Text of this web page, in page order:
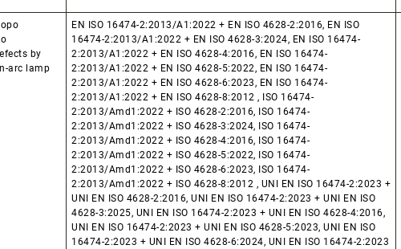
by
arc lamp
EN ISO 16474-2:2013/A1:2022 + EN ISO 4628-2:2016, EN ISO
16474-2:2013/A1:2022 + EN ISO 4628-3:2024, EN ISO 16474-
2:2013/A1:2022 + EN ISO 4628-4:2016, EN ISO 16474-
2:2013/A1:2022 + EN ISO 4628-5:2022, EN ISO 16474-
2:2013/A1:2022 + EN ISO 4628-6:2023, EN ISO 16474-
2:2013/A1:2022 + EN ISO 4628-8:2012 , ISO 16474-
2:2013/Amd1:2022 + ISO 4628-2:2016, ISO 16474-
2:2013/Amd1:2022 + ISO 4628-3:2024, ISO 16474-
2:2013/Amd1:2022 + ISO 4628-4:2016, ISO 16474-
2:2013/Amd1:2022 + ISO 4628-5:2022, ISO 16474-
2:2013/Amd1:2022 + ISO 4628-6:2023, ISO 16474-
2:2013/Amd1:2022 + ISO 4628-8:2012 , UNI EN ISO 16474-2:2023 +
UNI EN ISO 4628-2:2016, UNI EN ISO 16474-2:2023 + UNI EN ISO
4628-3:2025, UNI EN ISO 16474-2:2023 + UNI EN ISO 4628-4:2016,
UNI EN ISO 16474-2:2023 + UNI EN ISO 4628-5:2023, UNI EN ISO
16474-2:2023 + UNI EN ISO 4628-6:2024, UNI EN ISO 16474-2:2023